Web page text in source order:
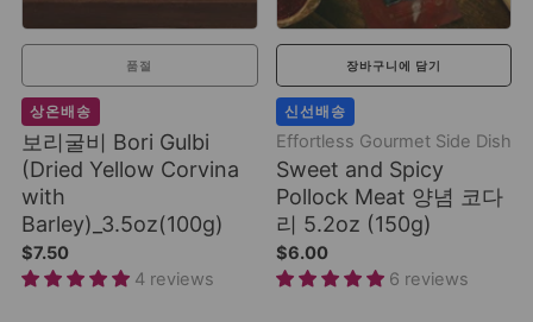
품절
상온배송
보리굴비 Bori Gulbi
(Dried Yellow Corvina
with
Barley)_3.5oz(100g)
$7.50
4 reviews
장바구니에 담기
신선배송
Effortless Gourmet Side Dish
Sweet and Spicy
Pollock Meat 양념 코다
리 5.2oz (150g)
$6.00
6 reviews